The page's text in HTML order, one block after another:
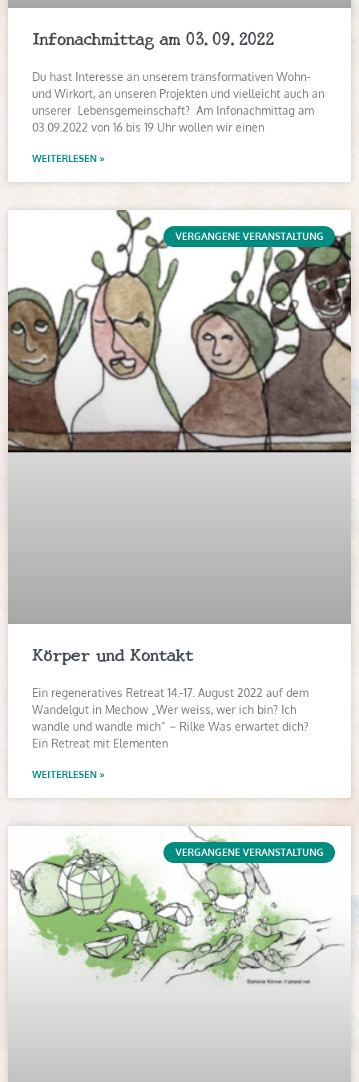
Infonachmittag am 03.09.2022
Du hast Interesse an unserem transformativen Wohn-
und Wirkort, an unseren Projekten und vielleicht auch an
unserer Lebensgemeinschaft? Am Infonachmittag am
03.09.2022 von 16 bis 19 Uhr wollen wir einen
WEITERLESEN »
VERGANGENE VERANSTALTUNG
Körper und Kontakt
Ein regeneratives Retreat 14.-17. August 2022 auf dem
Wandelgut in Mechow „Wer weiss, wer ich bin? Ich
wandle und wandle mich“ – Rilke Was erwartet dich?
Ein Retreat mit Elementen
WEITERLESEN »
VERGANGENE VERANSTALTUNG